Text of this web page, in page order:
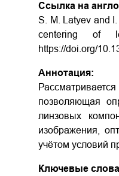
Ссылка на
S. M. Latyev and
centering of
https://doi.org/
Аннотация:
позволяющая
линзовых
изображения,
учётом условий
Ключевые